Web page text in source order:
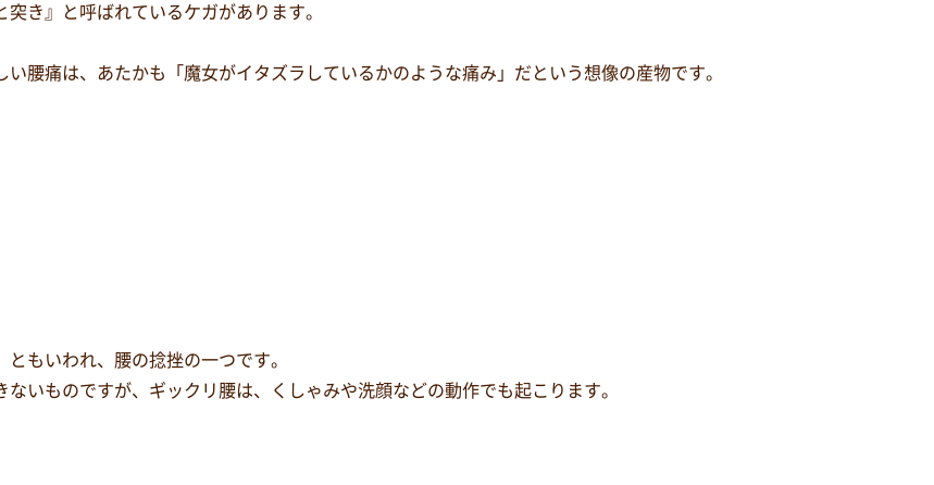
き』と呼ばれているケガがあります。
腰痛は、あたかも「魔女がイタズラしているかのような痛み」だという想像の産物です。
もいわれ、腰の捻挫の一つです。
いものですが、ギックリ腰は、くしゃみや洗顔などの動作でも起こります。